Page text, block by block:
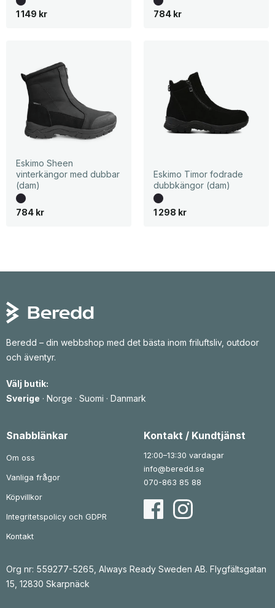
1 149 kr 784 kr
Eskimo Sheen
vinterkängor med dubbar
(dam)
784 kr
Eskimo Timor fodrade
dubbkängor (dam)
1 298 kr
Beredd – din webbshop med det bästa inom friluftsliv, outdoor
och äventyr.
Välj butik:
Sverige · Norge · Suomi · Danmark
Snabblänkar
Om oss
Vanliga frågor
Köpvillkor
Integritetspolicy och GDPR
Kontakt
Kontakt / Kundtjänst
12:00–13:30 vardagar
info@beredd.se
070-863 85 88
Org nr: 559277-5265, Always Ready Sweden AB. Flygfältsgatan
15, 12830 Skarpnäck